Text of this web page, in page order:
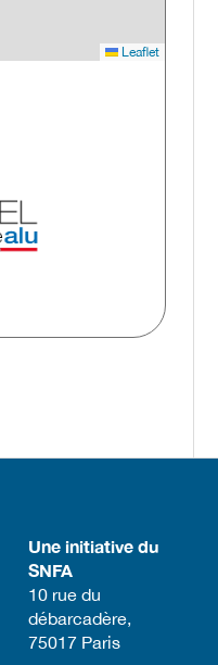
Leaflet
Une initiative du
SNFA
​10 rue du
débarcadère,
75017 Paris​